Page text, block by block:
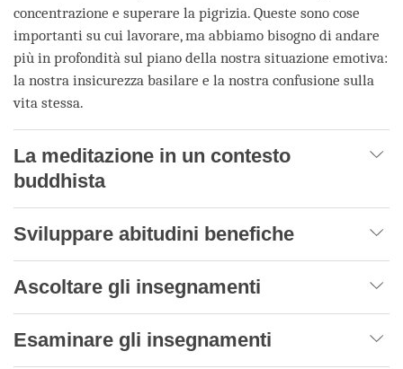
concentrazione e superare la pigrizia. Queste sono cose
importanti su cui lavorare, ma abbiamo bisogno di andare
più in profondità sul piano della nostra situazione emotiva:
la nostra insicurezza basilare e la nostra confusione sulla
vita stessa.
La meditazione in un contesto
buddhista
Sviluppare abitudini benefiche
Ascoltare gli insegnamenti
Esaminare gli insegnamenti